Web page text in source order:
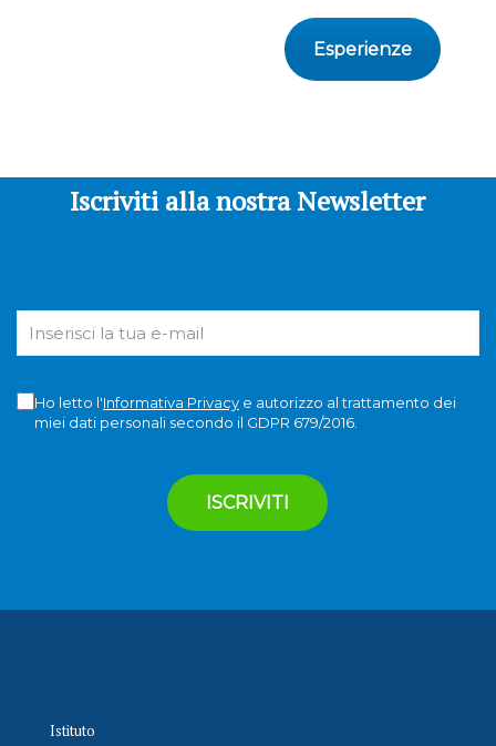
Esperienze
Iscriviti alla nostra Newsletter
Ho letto l'Informativa Privacye autorizzo al trattamento dei
miei dati personali secondo il GDPR 679/2016.
Istituto